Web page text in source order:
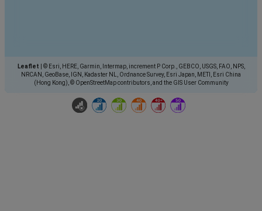
Leaflet
© Esri, HERE, Garmin, Intermap, increment P Corp., GEBCO, USGS, FAO, NPS,
NRCAN, GeoBase, IGN, Kadaster NL, Ordnance Survey, Esri Japan, METI, Esri China
(Hong Kong), © OpenStreetMap contributors, and the GIS User Community